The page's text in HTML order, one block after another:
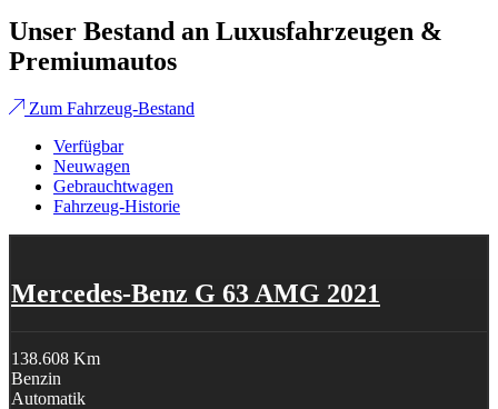
Unser Bestand an Luxusfahrzeugen &
Premiumautos
Zum Fahrzeug-Bestand
Verfügbar
Neuwagen
Gebrauchtwagen
Fahrzeug-Historie
Mercedes-Benz G 63 AMG 2021
138.608 Km
Benzin
Automatik